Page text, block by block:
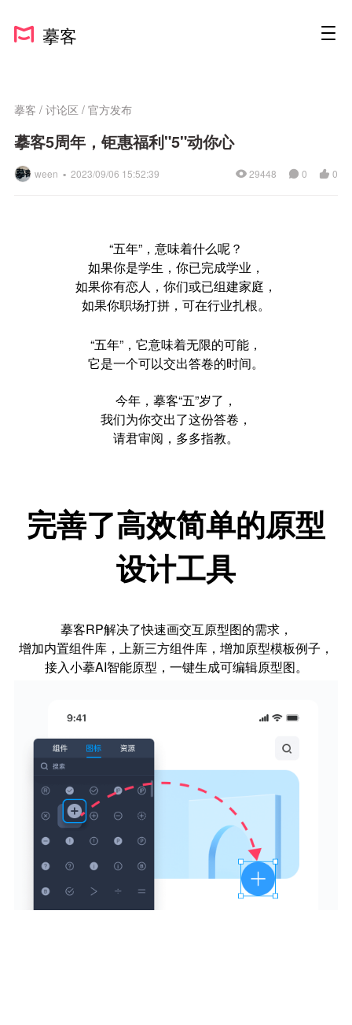
摹客
摹客 / 讨论区 / 官方发布
摹客5周年，钜惠福利"5"动你心
ween ▪ 2023/09/06 15:52:39 0
0
29448
“五年”，意味着什么呢？
如果你是学生，你已完成学业，
如果你有恋人，你们或已组建家庭，
如果你职场打拼，可在行业扎根。
“五年”，它意味着无限的可能，
它是一个可以交出答卷的时间。
今年，摹客“五”岁了，
我们为你交出了这份答卷，
请君审阅，多多指教。
完善了高效简单的原型
设计工具
摹客RP解决了快速画交互原型图的需求，
增加内置组件库，上新三方组件库，增加原型模板例子，
接入小摹AI智能原型，一键生成可编辑原型图。